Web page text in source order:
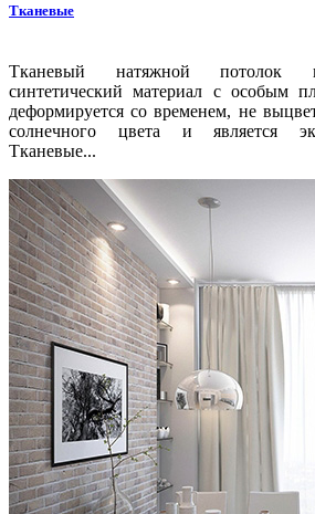
Тканевые
Тканевый натяжной потолок
синтетический материал с особым
деформируется со временем, не
солнечного цвета и является
Тканевые...